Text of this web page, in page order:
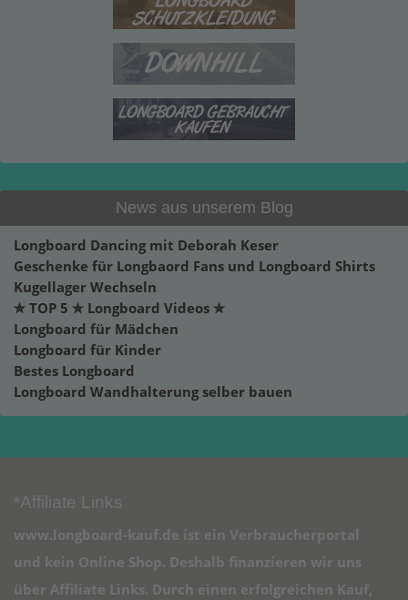
News aus unserem Blog
Longboard Dancing mit Deborah Keser
Geschenke für Longbaord Fans und Longboard Shirts
Kugellager Wechseln
✮ TOP 5 ✮ Longboard Videos ✮
Longboard für Mädchen
Longboard für Kinder
Bestes Longboard
Longboard Wandhalterung selber bauen
*Affiliate Links
www.longboard-kauf.de ist ein Verbraucherportal
und kein Online Shop. Deshalb finanzieren wir uns
über Affiliate Links. Durch einen erfolgreichen Kauf,